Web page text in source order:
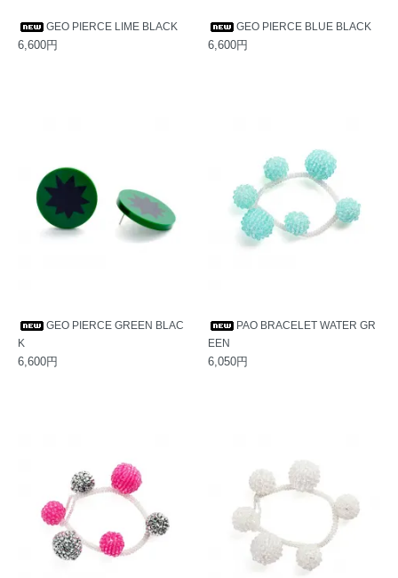
GEO PIERCE LIME BLACK
6,600円
GEO PIERCE BLUE BLACK
6,600円
GEO PIERCE GREEN BLAC
K
6,600円
PAO BRACELET WATER GR
EEN
6,050円